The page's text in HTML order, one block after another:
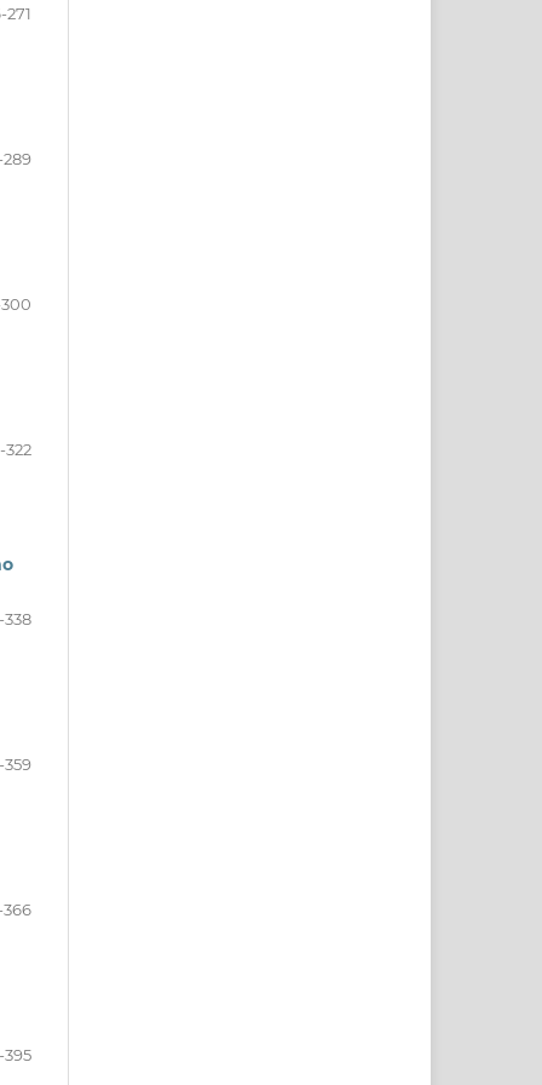
271
289
322
338
359
395